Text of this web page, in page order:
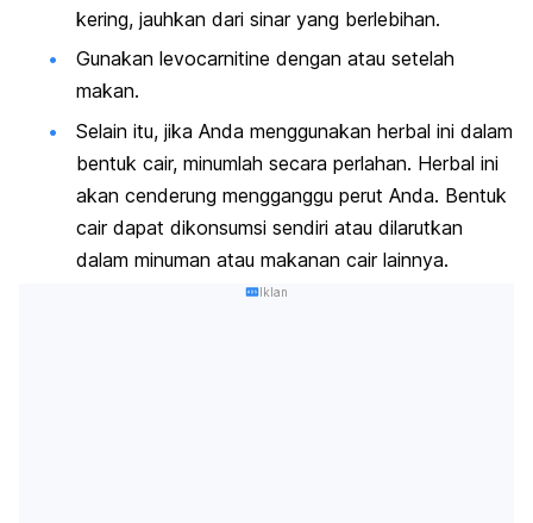
kering, jauhkan dari sinar yang berlebihan.
Gunakan levocarnitine dengan atau setelah
makan.
Selain itu, jika Anda menggunakan herbal ini dalam
bentuk cair, minumlah secara perlahan. Herbal ini
akan cenderung mengganggu perut Anda. Bentuk
cair dapat dikonsumsi sendiri atau dilarutkan
dalam minuman atau makanan cair lainnya.
Iklan